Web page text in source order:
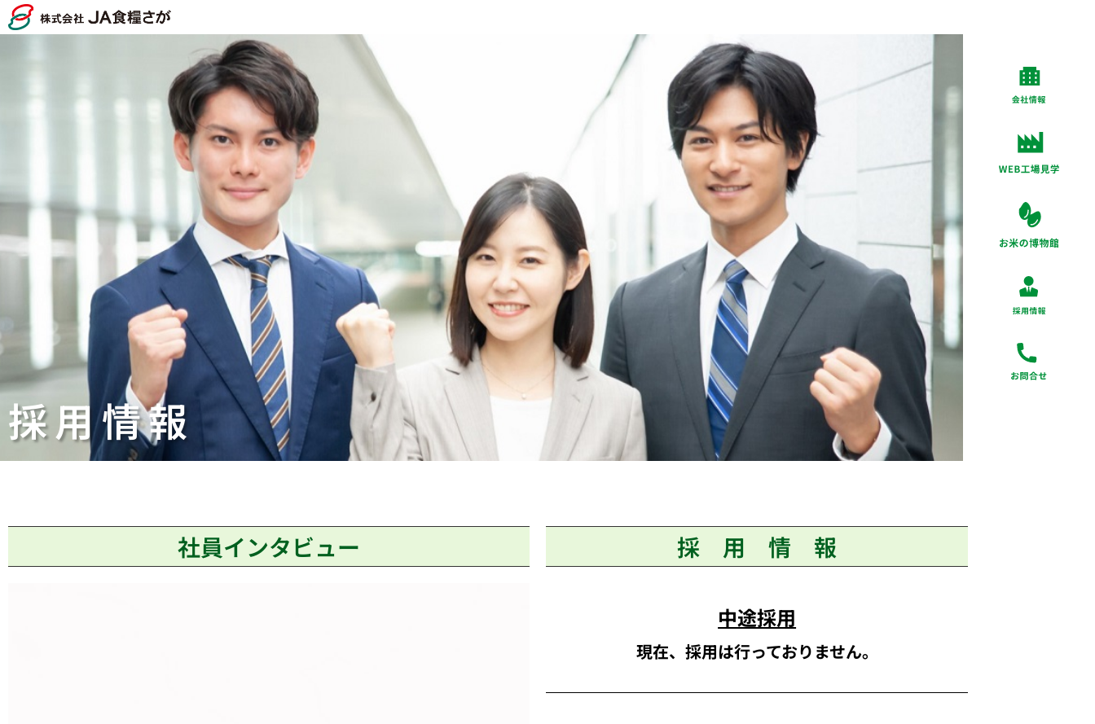
採用情報
社員インタビュー 採 用 情 報
中途採用
現在、採用は行っておりません。